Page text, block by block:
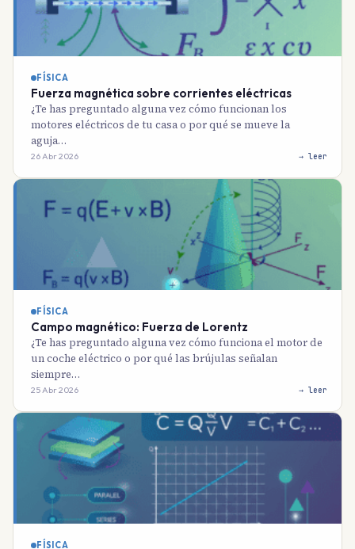
FÍSICA
Fuerza magnética sobre corrientes eléctricas
¿Te has preguntado alguna vez cómo funcionan los
motores eléctricos de tu casa o por qué se mueve la
aguja…
26 Abr 2026 → leer
FÍSICA
Campo magnético: Fuerza de Lorentz
¿Te has preguntado alguna vez cómo funciona el motor de
un coche eléctrico o por qué las brújulas señalan
siempre…
25 Abr 2026 → leer
FÍSICA